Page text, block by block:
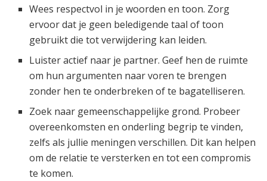
Wees respectvol in je woorden en toon. Zorg
ervoor dat je geen beledigende taal of toon
gebruikt die tot verwijdering kan leiden.
Luister actief naar je partner. Geef hen de ruimte
om hun argumenten naar voren te brengen
zonder hen te onderbreken of te bagatelliseren.
Zoek naar gemeenschappelijke grond. Probeer
overeenkomsten en onderling begrip te vinden,
zelfs als jullie meningen verschillen. Dit kan helpen
om de relatie te versterken en tot een compromis
te komen.